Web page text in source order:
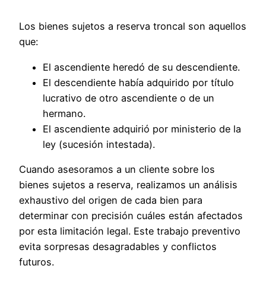
Los bienes sujetos a reserva troncal son aquellos
que:
El ascendiente heredó de su descendiente.
El descendiente había adquirido por título
lucrativo de otro ascendiente o de un
hermano.
El ascendiente adquirió por ministerio de la
ley (sucesión intestada).
Cuando asesoramos a un cliente sobre los
bienes sujetos a reserva, realizamos un análisis
exhaustivo del origen de cada bien para
determinar con precisión cuáles están afectados
por esta limitación legal. Este trabajo preventivo
evita sorpresas desagradables y conflictos
futuros.